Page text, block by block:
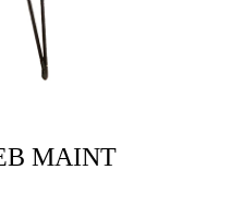
MAINT